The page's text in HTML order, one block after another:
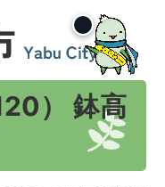
） 鉢高